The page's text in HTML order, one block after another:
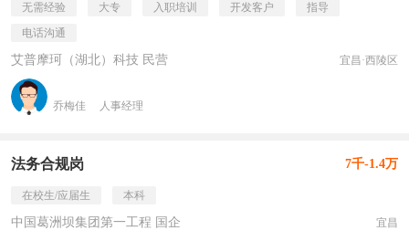
无需经验 大专 入职培训 开发客户
指导
电话沟通
艾普摩珂（湖北）科技 民营 宜昌·西陵区
乔梅佳 人事经理
法务合规岗 7千-1.4万
在校生/应届生 本科
中国葛洲坝集团第一工程 国企 宜昌